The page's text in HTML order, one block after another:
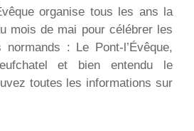
organise tous les ans la
mois de mai pour célébrer les
: Le Pont-l’Évêque,
et bien entendu le
toutes les informations sur